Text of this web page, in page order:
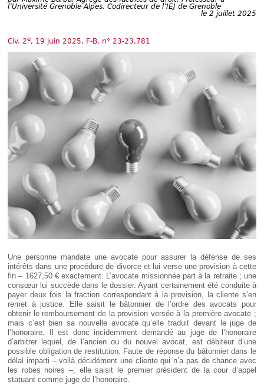
l’Université Grenoble Alpes, Codirecteur de l’IEJ de Grenoble
le 2 juillet 2025
Civ. 2e, 19 juin 2025, F-B, n° 23-23.781
Une personne mandate une avocate pour assurer la défense de ses
intérêts dans une procédure de divorce et lui verse une provision à cette
fin – 1627,50 € exactement. L’avocate missionnée part à la retraite ; une
consœur lui succède dans le dossier. Ayant certainement été conduite à
payer deux fois la fraction correspondant à la provision, la cliente s’en
remet à justice. Elle saisit le bâtonnier de l’ordre des avocats pour
obtenir le remboursement de la provision versée à la première avocate ;
mais c’est bien sa nouvelle avocate qu’elle traduit devant le juge de
l’honoraire. Il est donc incidemment demandé au juge de l’honoraire
d’arbitrer lequel, de l’ancien ou du nouvel avocat, est débiteur d’une
possible obligation de restitution. Faute de réponse du bâtonnier dans le
délai imparti – voilà décidément une cliente qui n’a pas de chance avec
les robes noires –, elle saisit le premier président de la cour d’appel
statuant comme juge de l’honoraire.